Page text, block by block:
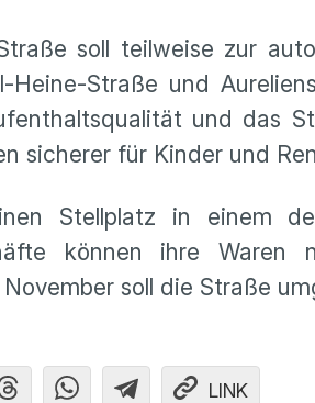
soll teilweise zur
Heine-Straße und
und das
sicherer für Kinder und
Stellplatz in einem
können ihre
soll die Straße
LINK